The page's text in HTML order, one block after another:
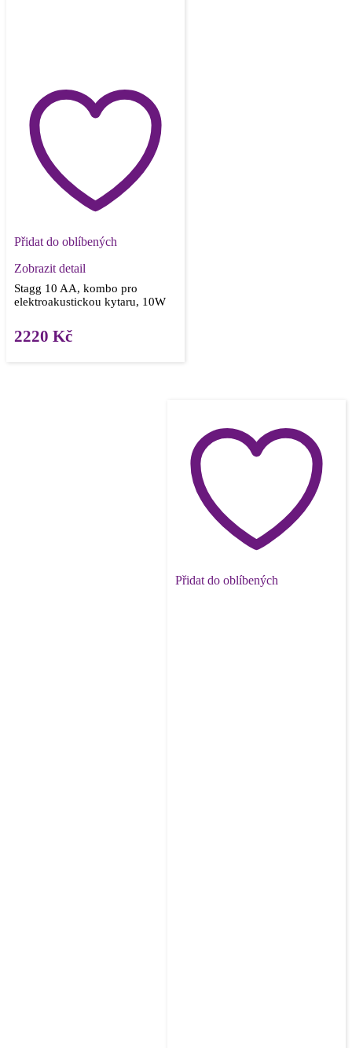
Přidat do oblíbených
Zobrazit detail
Stagg 10 AA, kombo pro
elektroakustickou kytaru, 10W
2220 Kč
Přidat do oblíbených